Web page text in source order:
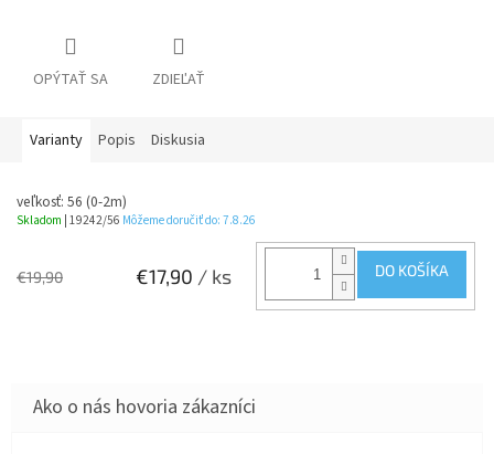
OPÝTAŤ SA ZDIEĽAŤ
Varianty Popis Diskusia
veľkosť: 56 (0-2m)
Skladom | 19242/56 Môžeme doručiť do: 7.8.26
€19,90 €17,90 / ks DO KOŠÍKA